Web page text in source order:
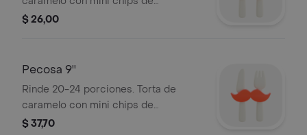
chocolate, nueces, pasas y coco,
caramelo. Bordes con migas de
$ 26,00
Pecosa 9''
Rinde 20-24 porciones. Torta de
caramelo con mini chips de
chocolate, nueces, pasas y coco,
$ 37,70